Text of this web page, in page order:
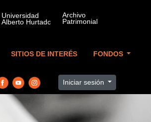
SITIOS DE INTERÉS FONDOS
Iniciar sesión